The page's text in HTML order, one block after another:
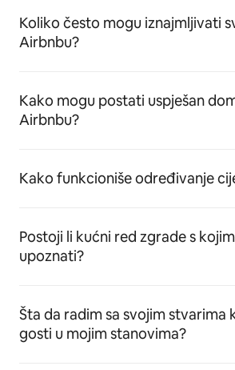
Koliko često mogu iznajmljivati
Airbnbu?
Kako mogu postati uspješan
Airbnbu?
Kako funkcioniše određivanje
Postoji li kućni red zgrade s
upoznati?
Šta da radim sa svojim stvarima
gosti u mojim stanovima?